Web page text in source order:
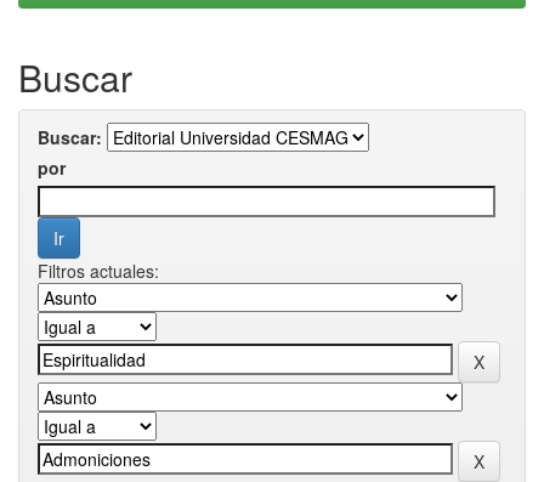
Buscar
Buscar:
por
Filtros actuales: